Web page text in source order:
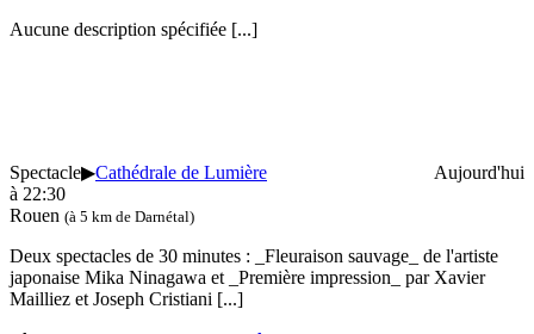
Aucune description spécifiée [...]
Spectacle▶Cathédrale de Lumière
Aujourd'hui
à 22:30
Rouen (à 5 km de Darnétal)
Deux spectacles de 30 minutes : _Fleuraison sauvage_ de l'artiste
japonaise Mika Ninagawa et _Première impression_ par Xavier
Mailliez et Joseph Cristiani [...]